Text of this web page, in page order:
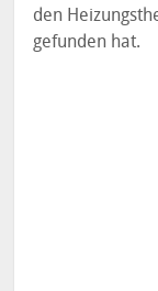
den
gefunden hat.